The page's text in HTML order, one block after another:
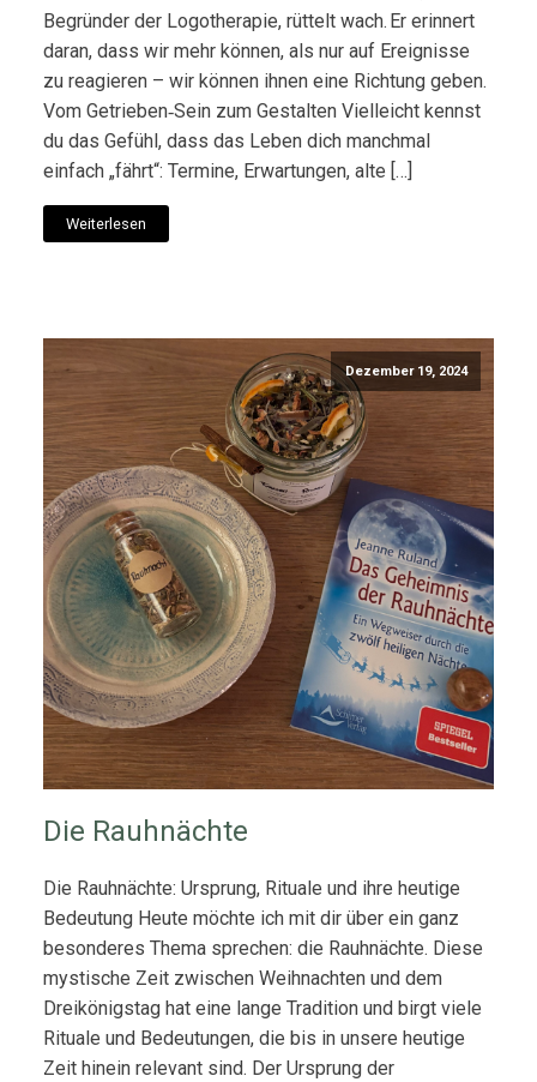
Begründer der Logotherapie, rüttelt wach. Er erinnert
daran, dass wir mehr können, als nur auf Ereignisse
zu reagieren – wir können ihnen eine Richtung geben.
Vom Getrieben‑Sein zum Gestalten Vielleicht kennst
du das Gefühl, dass das Leben dich manchmal
einfach „fährt“: Termine, Erwartungen, alte […]
Weiterlesen
Dezember 19, 2024
Die Rauhnächte
Die Rauhnächte: Ursprung, Rituale und ihre heutige
Bedeutung Heute möchte ich mit dir über ein ganz
besonderes Thema sprechen: die Rauhnächte. Diese
mystische Zeit zwischen Weihnachten und dem
Dreikönigstag hat eine lange Tradition und birgt viele
Rituale und Bedeutungen, die bis in unsere heutige
Zeit hinein relevant sind. Der Ursprung der